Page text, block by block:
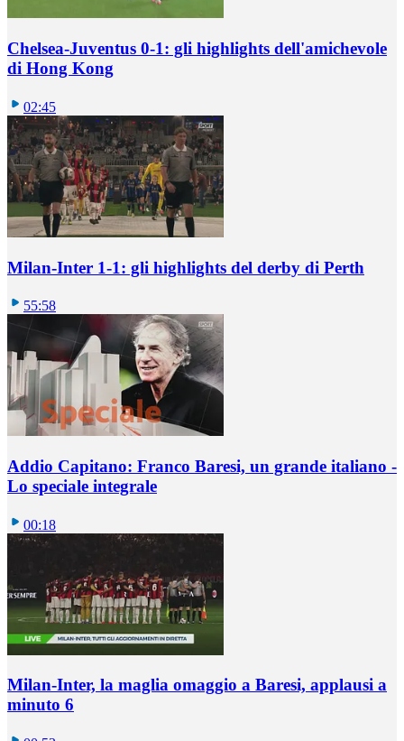
Chelsea-Juventus 0-1: gli highlights dell'amichevole
di Hong Kong
02:45
Milan-Inter 1-1: gli highlights del derby di Perth
55:58
Addio Capitano: Franco Baresi, un grande italiano -
Lo speciale integrale
00:18
Milan-Inter, la maglia omaggio a Baresi, applausi a
minuto 6